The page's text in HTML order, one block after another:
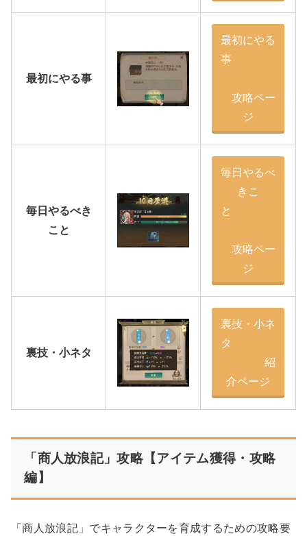
最初にやる事
最初にやる
事
攻略ペー
ジ
毎日やるべき
こと
毎日やるべ
きこ
と
攻略ペー
ジ
裏技・小ネタ
裏技・小ネ
タ
紹
介ページ
「商人放浪記」攻略【アイテム獲得・攻略
編】
「商人放浪記」でキャラクターを育成するための攻略要